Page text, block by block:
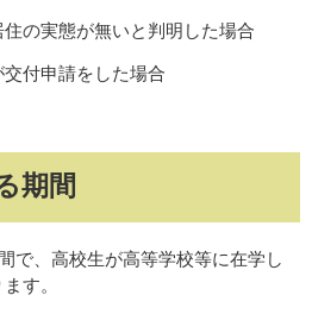
の実態が無いと判明した場合
交付申請をした場合
期間
で、高校生が高等学校等に在学し
す。